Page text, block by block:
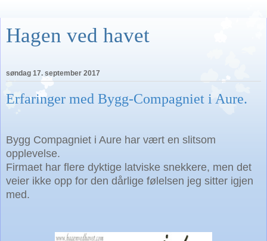
Hagen ved havet
søndag 17. september 2017
Erfaringer med Bygg-Compagniet i Aure.
Bygg Compagniet i Aure har vært en slitsom
opplevelse.
Firmaet har flere dyktige latviske snekkere, men det
veier ikke opp for den dårlige følelsen jeg sitter igjen
med.